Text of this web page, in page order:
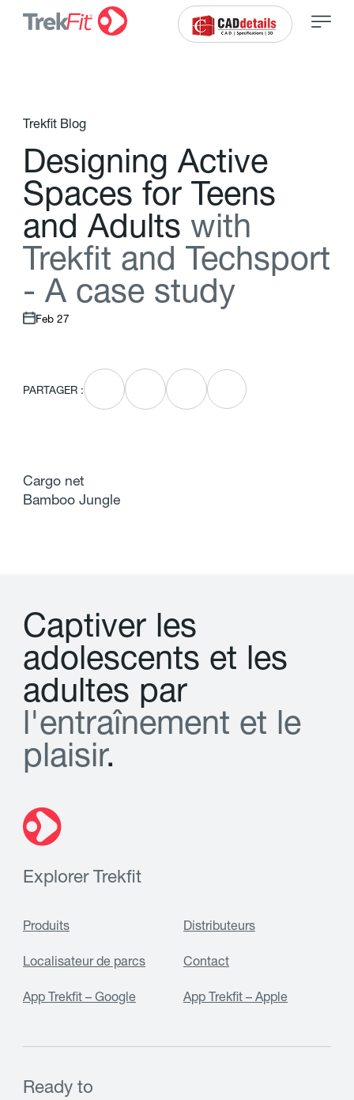
Trekfit Blog
Designing Active
Spaces for Teens
and Adults with
Trekft and Techsport
- A case study
Feb 27
PARTAGER :
Cargo net
Bamboo Jungle
Captiver les
adolescents et les
adultes par
l'entraînement et le
plaisir.
Explorer Trekfit
Produits Distributeurs
Localisateur de parcs Contact
App Trekfit – Google App Trekfit – Apple
Ready to